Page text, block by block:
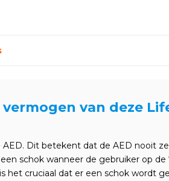
van deze
Dit betekent dat de AED nooit
schok wanneer de gebruiker op de
het cruciaal dat er een schok wordt